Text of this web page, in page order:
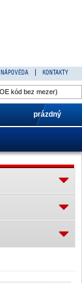
NÁPOVĚDA KONTAKTY
prázdný